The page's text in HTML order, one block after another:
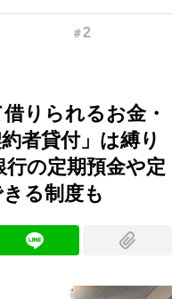
＃2
りられるお金・
者貸付」は縛り
の定期預金や定
る制度も